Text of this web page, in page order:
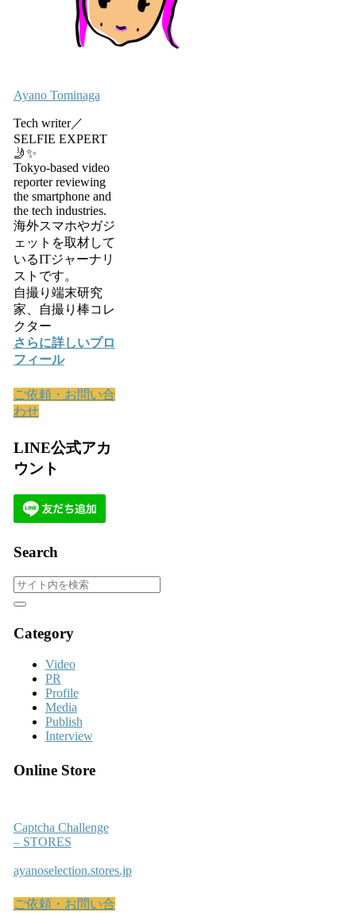
Ayano Tominaga
Tech writer／
SELFIE EXPERT
🤳✨
Tokyo-based video
reporter reviewing
the smartphone and
the tech industries.
海外スマホやガジ
ェットを取材して
いるITジャーナリ
ストです。
自撮り端末研究
家、自撮り棒コレ
クター
さらに詳しいプロ
フィール
ご依頼・お問い合
わせ
LINE公式アカ
ウント
Search
Category
Video
PR
Profile
Media
Publish
Interview
Online Store
Captcha Challenge
– STORES
ayanoselection.stores.jp
ご依頼・お問い合